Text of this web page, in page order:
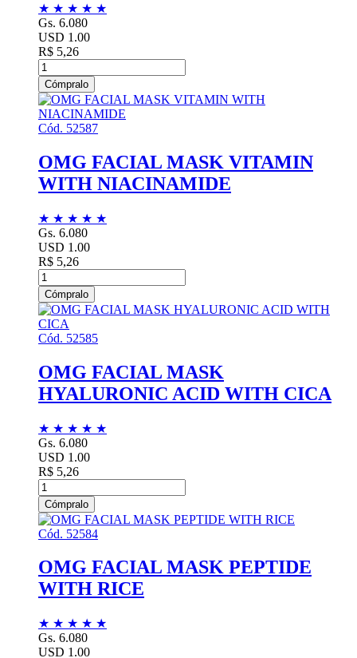
★ ★ ★ ★ ★
Gs. 6.080
USD 1.00
R$ 5,26
Cómpralo
Cód. 52587
OMG FACIAL MASK VITAMIN
WITH NIACINAMIDE
★ ★ ★ ★ ★
Gs. 6.080
USD 1.00
R$ 5,26
Cómpralo
Cód. 52585
OMG FACIAL MASK
HYALURONIC ACID WITH CICA
★ ★ ★ ★ ★
Gs. 6.080
USD 1.00
R$ 5,26
Cómpralo
Cód. 52584
OMG FACIAL MASK PEPTIDE
WITH RICE
★ ★ ★ ★ ★
Gs. 6.080
USD 1.00